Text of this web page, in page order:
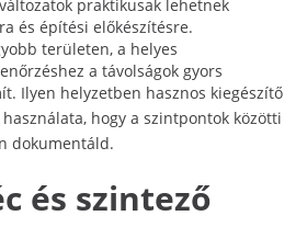
praktikusak lehetnek
és építési előkészítésre.
területen, a helyes
a távolságok gyors
Ilyen helyzetben hasznos kiegészítő
használata, hogy a szintpontok közötti
dokumentáld.
és szintező